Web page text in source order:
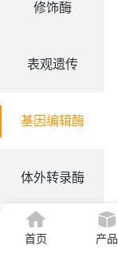
修饰酶
表观遗传
基因编辑酶
体外转录酶
其他酶
首页 产品